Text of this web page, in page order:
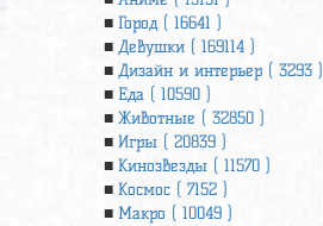
Город ( 16641 )
Девушки ( 169114 )
Дизайн и интерьер ( 3293 )
Еда ( 10590 )
Животные ( 32850 )
Игры ( 20839 )
Кинозвезды ( 11570 )
Космос ( 7152 )
Макро ( 10049 )